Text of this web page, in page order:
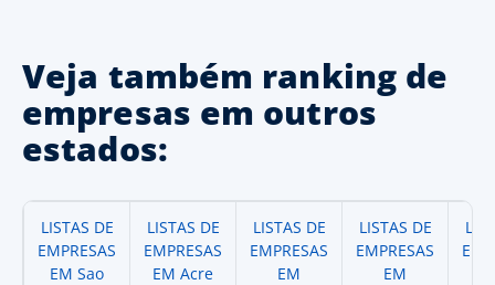
Veja também ranking de
empresas em outros
estados:
LISTAS DE
EMPRESAS
EM Sao
LISTAS DE
EMPRESAS
EM Acre
LISTAS DE
EMPRESAS
EM
LISTAS DE
EMPRESAS
EM